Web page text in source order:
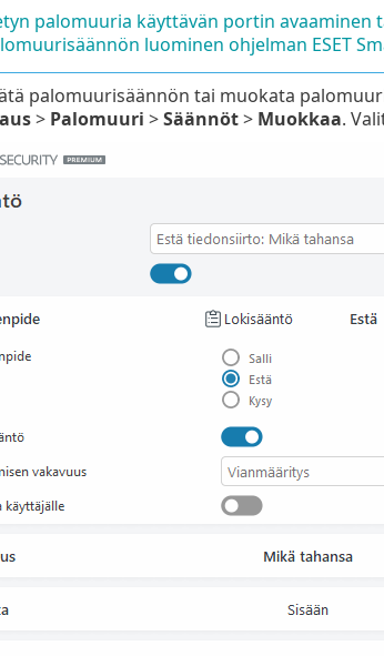
palomuuria käyttävän portin avaaminen
luominen ohjelman ESET
palomuurisäännön tai muokata
> Palomuuri >Säännöt> Muokkaa.